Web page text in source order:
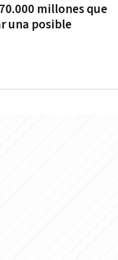
millones que
una posible